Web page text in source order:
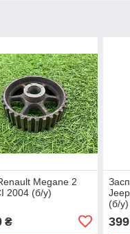
Megane 2
2004 (б/у)
₴
(б/у)
399